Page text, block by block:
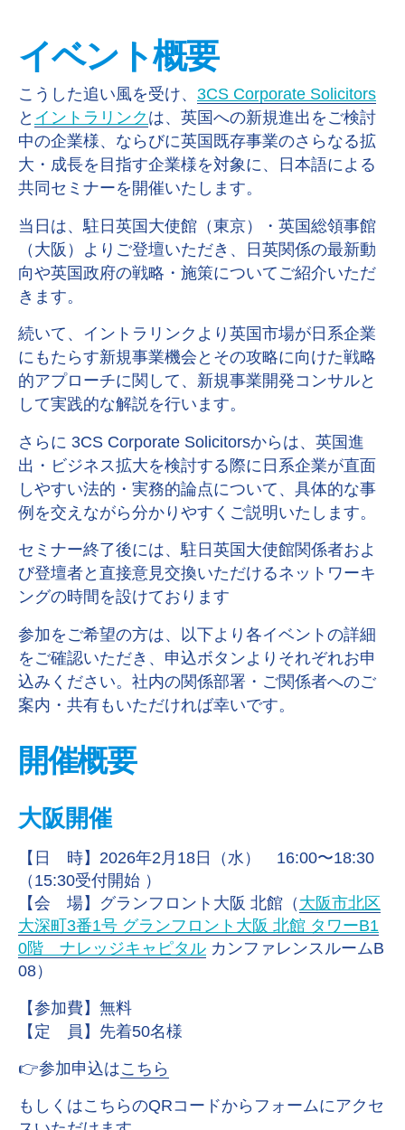
イベント概要
こうした追い風を受け、 3CS Corporate Solicitors
と イントラリンク は、英国への新規進出をご検討
中の企業様、ならびに英国既存事業のさらなる拡
大・成長を目指す企業様を対象に、日本語による
共同セミナーを開催いたします。
当日は、駐日英国大使館（東京）・英国総領事館
（大阪）よりご登壇いただき、日英関係の最新動
向や英国政府の戦略・施策についてご紹介いただ
きます。
続いて、イントラリンクより英国市場が日系企業
にもたらす新規事業機会とその攻略に向けた戦略
的アプローチに関して、新規事業開発コンサルと
して実践的な解説を行います。
さらに 3CS Corporate Solicitorsからは、英国進
出・ビジネス拡大を検討する際に日系企業が直面
しやすい法的・実務的論点について、具体的な事
例を交えながら分かりやすくご説明いたします。
セミナー終了後には、駐日英国大使館関係者およ
び登壇者と直接意見交換いただけるネットワーキ
ングの時間を設けております
参加をご希望の方は、以下より各イベントの詳細
をご確認いただき、申込ボタンよりそれぞれお申
込みください。社内の関係部署・ご関係者へのご
案内・共有もいただければ幸いです。
開催概要
大阪開催
【日 時】 2026年2月18日（水）
16:00〜18:30
（15:30受付開始 ）
【会 場】 グランフロント大阪 北館 （ 大阪市北区
大深町3番1号 グランフロント大阪 北館 タワーB1
0階 ナレッジキャピタル カンファレンスルームB
08）
【参加費】無料
【定 員】先着50名様
👉参加申込はこちら
もしくはこちらのQRコードからフォームにアクセ